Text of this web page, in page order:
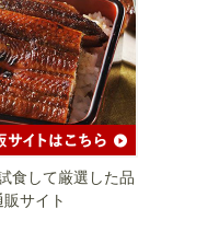
食して厳選した品
サイト